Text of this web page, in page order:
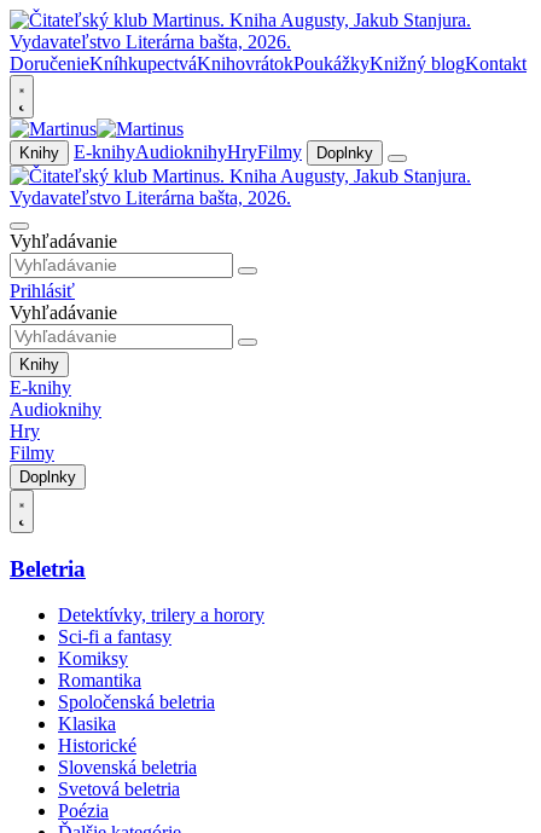
DoručenieKníhkupectváKnihovrátokPoukážkyKnižný blogKontakt
Knihy E-knihyAudioknihyHryFilmy Doplnky
Vyhľadávanie
Prihlásiť
Vyhľadávanie
Knihy
E-knihy
Audioknihy
Hry
Filmy
Doplnky
Beletria
Detektívky, trilery a horory
Sci-fi a fantasy
Komiksy
Romantika
Spoločenská beletria
Klasika
Historické
Slovenská beletria
Svetová beletria
Poézia